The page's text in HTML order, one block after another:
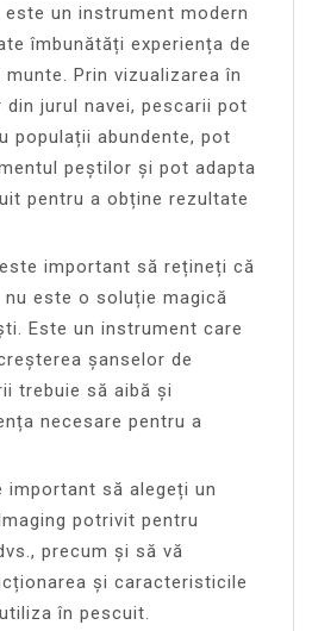
este un instrument modern
îmbunătăți experiența de
Prin vizualizarea în
jurul navei, pescarii pot
populații abundente, pot
peștilor și pot adapta
pentru a obține rezultate
important să rețineți că
nu este o soluție magică
Este un instrument care
șanselor de
trebuie să aibă și
necesare pentru a
important să alegeți un
potrivit pentru
precum și să vă
și caracteristicile
în pescuit.